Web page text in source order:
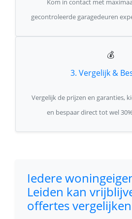
Kom in contact met
gecontroleerde garagedeuren
💰
3. Vergelijk &
Vergelijk de prijzen en garanties,
en bespaar direct tot wel
Iedere
Leiden kan
offertes vergelijken